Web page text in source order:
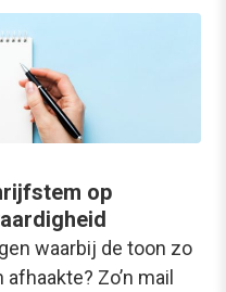
op
waarbij de toon zo
Zo’n mail